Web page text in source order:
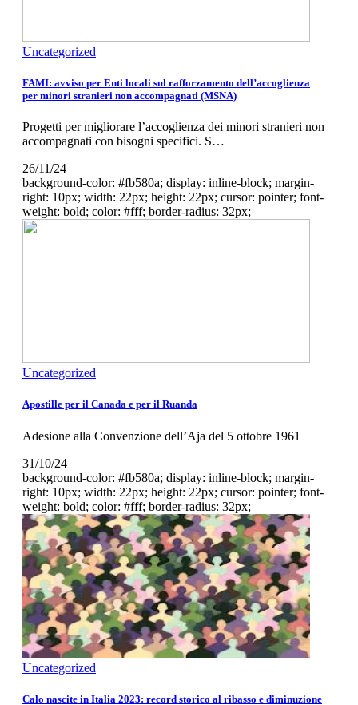
Uncategorized
FAMI: avviso per Enti locali sul rafforzamento dell’accoglienza
per minori stranieri non accompagnati (MSNA)
Progetti per migliorare l’accoglienza dei minori stranieri non
accompagnati con bisogni specifici. S…
26/11/24
background-color: #fb580a; display: inline-block; margin-
right: 10px; width: 22px; height: 22px; cursor: pointer; font-
weight: bold; color: #fff; border-radius: 32px;
Uncategorized
Apostille per il Canada e per il Ruanda
Adesione alla Convenzione dell’Aja del 5 ottobre 1961
31/10/24
background-color: #fb580a; display: inline-block; margin-
right: 10px; width: 22px; height: 22px; cursor: pointer; font-
weight: bold; color: #fff; border-radius: 32px;
Uncategorized
Calo nascite in Italia 2023: record storico al ribasso e diminuzione